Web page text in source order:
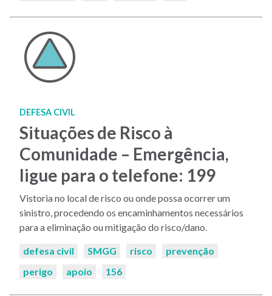
DEFESA CIVIL
Situações de Risco à
Comunidade – Emergência,
ligue para o telefone: 199
Vistoria no local de risco ou onde possa ocorrer um
sinistro, procedendo os encaminhamentos necessários
para a eliminação ou mitigação do risco/dano.
Palavras-
defesa civil SMGG risco
prevenção
perigo
apoio 156